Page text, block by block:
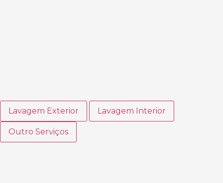
Lavagem Exterior Lavagem Interior
Outro Serviços